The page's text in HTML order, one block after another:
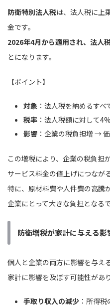
防衛特別法人税は、法人税に上
金です。
2026年4月から適用され、法人
とになります。
【ポイント】
対象 ：法人税を納めるすべ
税率 ：法人税額に対して
影響 ：企業の税負担増 →
この増税により、企業の税負担
サービス料金の値上げにつなが
特に、原材料費や人件費の高騰
企業にとって大きな負担となるで
防衛増税が家計に与える影
個人と企業の両方に影響を与え
家計に影響を及ぼす可能性があり
手取り収入の減少 ：所得